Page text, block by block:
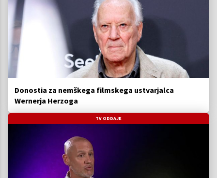
Donostia za nemškega filmskega ustvarjalca
Wernerja Herzoga
TV ODDAJE